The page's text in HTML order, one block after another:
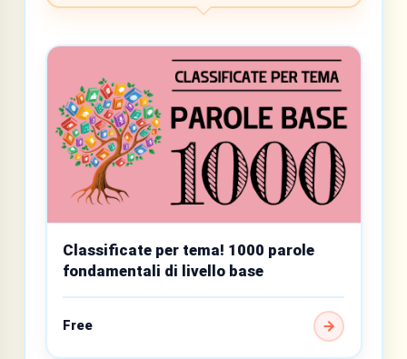
Classificate per tema! 1000 parole
fondamentali di livello base
Free